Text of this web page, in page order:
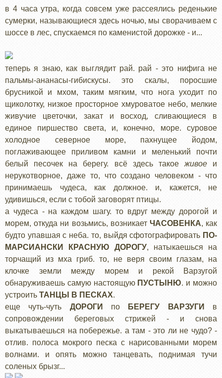
в 4 часа утра, когда совсем уже рассеялись реденькие
сумерки, называющиеся здесь ночью, мы сворачиваем с
шоссе в лес, спускаемся по каменистой дорожке - и...
теперь я знаю, как выглядит рай. рай - это нифига не
пальмы-ананасы-гибискусы. это скалы, поросшие
брусникой и мхом, таким мягким, что нога уходит по
щиколотку, низкое просторное хмуроватое небо, мелкие
живучие цветочки, закат и восход, сливающиеся в
единое пиршество света, и, конечно, море. суровое
холодное северное море, пахнущее йодом,
поглаживающее приливом камни и меленький почти
белый песочек на берегу. всё здесь такое живоеи
нерукотворное, даже то, что создано человеком - что
принимаешь чудеса, как должное. и, кажется, не
удивишься, если с тобой заговорят птицы.
а чудеса - на каждом шагу. то вдруг между дорогой и
морем, откуда ни возьмись, возникает ЧАСОВЕНКА, как
будто упавшая с неба. то, выйдя сфотографировать ПО-
МАРСИАНСКИ КРАСНУЮ ДОРОГУ, натыкаешься на
торчащий из мха гриб. то, не веря своим глазам, на
клочке земли между морем и рекой Варзугой
обнаруживаешь самую настоящую ПУСТЫНЮ. и можно
устроить ТАНЦЫ В ПЕСКАХ.
еще чуть-чуть ДОРОГИ по БЕРЕГУ ВАРЗУГИ
в
сопровождении береговых стрижей - и снова
выкатываешься на побережье. а там - это ли не чудо? -
отлив. полоса мокрого песка с нарисованными морем
волнами. и опять можно танцевать, поднимая тучи
соленых брызг...